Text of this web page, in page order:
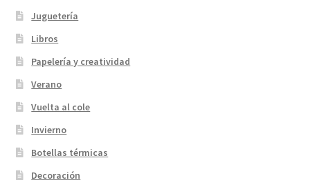
Juguetería
Libros
Papelería y creatividad
Verano
Vuelta al cole
Invierno
Botellas térmicas
Decoración